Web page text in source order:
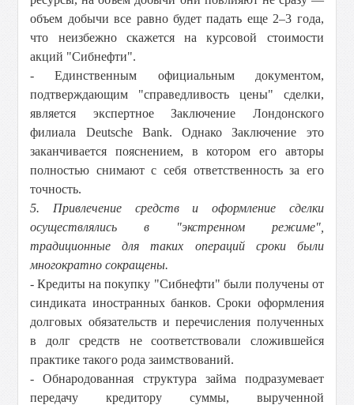
объем добычи все равно будет падать еще 2–3 года,
что неизбежно скажется на курсовой стоимости
акций "Сибнефти".
- Единственным официальным документом,
подтверждающим "справедливость цены" сделки,
является экспертное Заключение Лондонского
филиала Deutsche Bank. Однако Заключение это
заканчивается пояснением, в котором его авторы
полностью снимают с себя ответственность за его
точность.
5. Привлечение средств и оформление сделки
осуществлялись в "экстренном режиме",
традиционные для таких операций сроки были
многократно сокращены.
- Кредиты на покупку "Сибнефти" были получены от
синдиката иностранных банков. Сроки оформления
долговых обязательств и перечисления полученных
в долг средств не соответствовали сложившейся
практике такого рода заимствований.
- Обнародованная структура займа подразумевает
передачу кредитору суммы, вырученной